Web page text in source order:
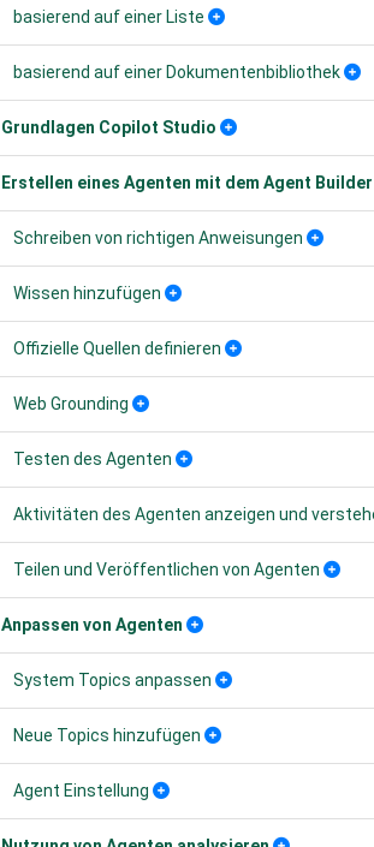
basierend auf einer Liste
basierend auf einer Dokumentenbibliothek
Grundlagen Copilot Studio
Erstellen eines Agenten mit dem Agent Builder
Schreiben von richtigen Anweisungen
Wissen hinzufügen
Offizielle Quellen definieren
Web Grounding
Testen des Agenten
Aktivitäten des Agenten anzeigen und
Teilen und Veröffentlichen von Agenten
Anpassen von Agenten
System Topics anpassen
Neue Topics hinzufügen
Agent Einstellung